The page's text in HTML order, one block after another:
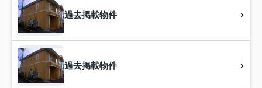
過去掲載物件
過去掲載物件